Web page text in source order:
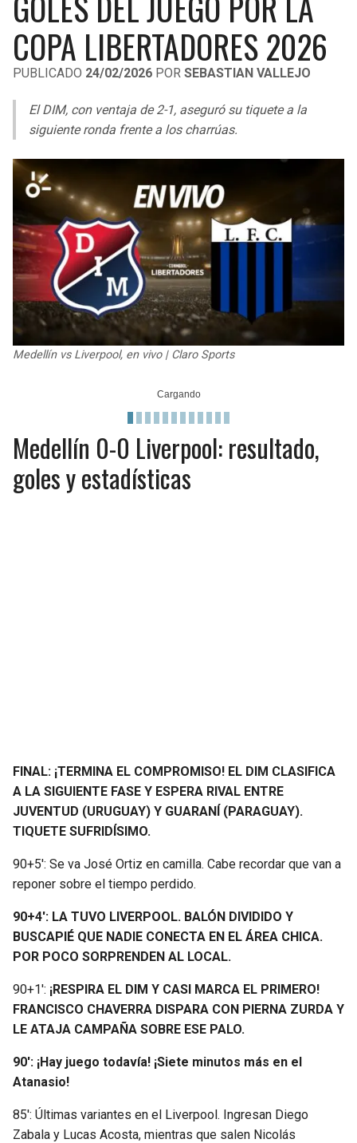
LIGA DE EXPANSIÓN MX
LEAGUES CUP
UEFA EUROPA LEAGUE
UEFA CONFERENCE LEAGUE
MLS
COPA LIBERTADORES
LIGA BETPLAY
OTRAS LIGAS
COPA LIBERTADORES 2026
PUBLICADO 24/02/2026 POR SEBASTIAN VALLEJO
El DIM, con ventaja de 2-1, aseguró su tiquete a la
siguiente ronda frente a los charrúas.
Medellín vs Liverpool, en vivo | Claro Sports
Medellín 0-0 Liverpool: resultado,
goles y estadísticas
FINAL: ¡TERMINA EL COMPROMISO! EL DIM CLASIFICA
A LA SIGUIENTE FASE Y ESPERA RIVAL ENTRE
JUVENTUD (URUGUAY) Y GUARANÍ (PARAGUAY).
TIQUETE SUFRIDÍSIMO.
90+5′: Se va José Ortiz en camilla. Cabe recordar que van a
reponer sobre el tiempo perdido.
90+4′: LA TUVO LIVERPOOL. BALÓN DIVIDIDO Y
BUSCAPIÉ QUE NADIE CONECTA EN EL ÁREA CHICA.
POR POCO SORPRENDEN AL LOCAL.
90+1′: ¡RESPIRA EL DIM Y CASI MARCA EL PRIMERO!
FRANCISCO CHAVERRA DISPARA CON PIERNA ZURDA Y
LE ATAJA CAMPAÑA SOBRE ESE PALO.
90′: ¡Hay juego todavía! ¡Siete minutos más en el
Atanasio!
85′: Últimas variantes en el Liverpool. Ingresan Diego
Zabala y Lucas Acosta, mientras que salen Nicolás